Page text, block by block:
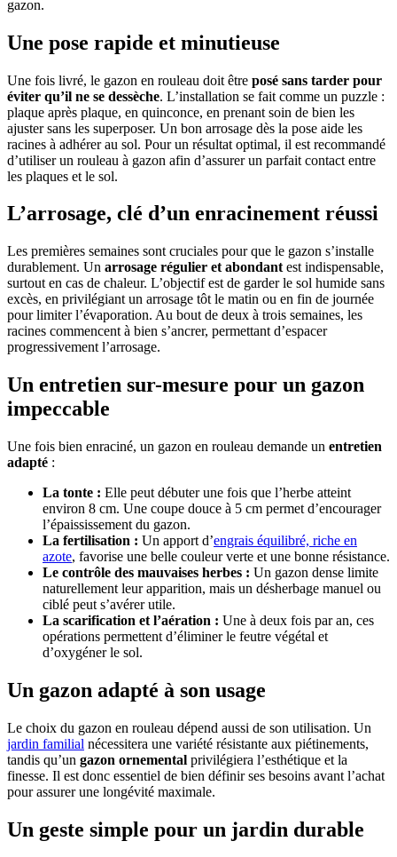
gazon.
Une pose rapide et minutieuse
Une fois livré, le gazon en rouleau doit être posé sans tarder pour
éviter qu’il ne se dessèche. L’installation se fait comme un puzzle :
plaque après plaque, en quinconce, en prenant soin de bien les
ajuster sans les superposer. Un bon arrosage dès la pose aide les
racines à adhérer au sol. Pour un résultat optimal, il est recommandé
d’utiliser un rouleau à gazon afin d’assurer un parfait contact entre
les plaques et le sol.
L’arrosage, clé d’un enracinement réussi
Les premières semaines sont cruciales pour que le gazon s’installe
durablement. Un arrosage régulier et abondant est indispensable,
surtout en cas de chaleur. L’objectif est de garder le sol humide sans
excès, en privilégiant un arrosage tôt le matin ou en fin de journée
pour limiter l’évaporation. Au bout de deux à trois semaines, les
racines commencent à bien s’ancrer, permettant d’espacer
progressivement l’arrosage.
Un entretien sur-mesure pour un gazon
impeccable
Une fois bien enraciné, un gazon en rouleau demande un entretien
adapté :
La tonte : Elle peut débuter une fois que l’herbe atteint
environ 8 cm. Une coupe douce à 5 cm permet d’encourager
l’épaississement du gazon.
La fertilisation : Un apport d’engrais équilibré, riche en
azote, favorise une belle couleur verte et une bonne résistance.
Le contrôle des mauvaises herbes : Un gazon dense limite
naturellement leur apparition, mais un désherbage manuel ou
ciblé peut s’avérer utile.
La scarification et l’aération : Une à deux fois par an, ces
opérations permettent d’éliminer le feutre végétal et
d’oxygéner le sol.
Un gazon adapté à son usage
Le choix du gazon en rouleau dépend aussi de son utilisation. Un
jardin familial nécessitera une variété résistante aux piétinements,
tandis qu’un gazon ornemental privilégiera l’esthétique et la
finesse. Il est donc essentiel de bien définir ses besoins avant l’achat
pour assurer une longévité maximale.
Un geste simple pour un jardin durable